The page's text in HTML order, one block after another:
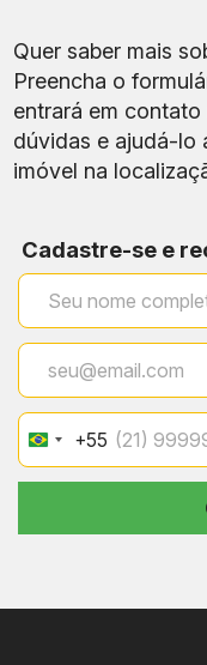
Quer saber mais
Preencha o
entrará em contato
dúvidas e ajudá-lo
imóvel na
Cadastre-se e
Brazil
+55
+55